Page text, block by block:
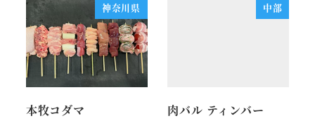
神奈川県
本牧コダマ
中部
肉バル ティンバー